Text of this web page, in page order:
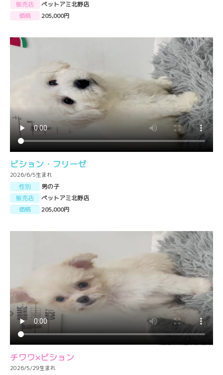
販売店
ペットアミ北野店
価格
205,000円
ビション・フリーゼ
2026/6/5生まれ
性別
男の子
販売店
ペットアミ北野店
価格
205,000円
チワワ×ビション
2026/5/29生まれ